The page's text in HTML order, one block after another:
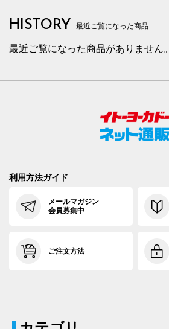
HISTORY 最近ご覧になった商品
最近ご覧になった商品がありません。
利用方法ガイド
メールマガジン
会員募集中
ご注文方法